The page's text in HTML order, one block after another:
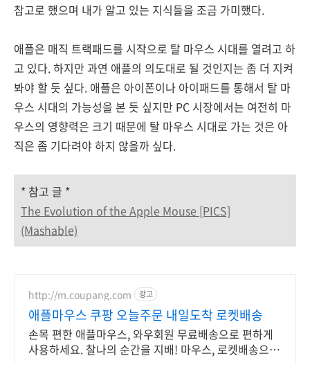
참고로 했으며 내가 알고 있는 지식들을 조금 가미했다.
애플은 매직 트랙패드를 시작으로 탈 마우스 시대를 열려고 하
고 있다. 하지만 과연 애플의 의도대로 될 것인지는 좀 더 지켜
봐야 할 듯 싶다. 애플은 아이폰이나 아이패드를 통해서 탈 마
우스 시대의 가능성을 본 듯 싶지만 PC 시장에서는 여전히 마
우스의 영향력은 크기 때문에 탈 마우스 시대로 가는 것은 아
직은 좀 기다려야 하지 않을까 싶다.
* 참고 글 *
The Evolution of the Apple Mouse [PICS]
(Mashable)
http://m.coupang.com 광고
애플마우스 쿠팡 오늘주문 내일도착 로켓배송
손목 편한 애플마우스, 와우회원 무료배송으로 편하게
사용하세요. 찰나의 순간을 지배! 마우스, 로켓배송으로